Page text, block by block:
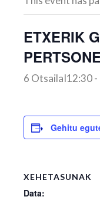
ETXERIK
6 OtsailaI12:30-
Gehitu
XEHETASUNAK
Data: